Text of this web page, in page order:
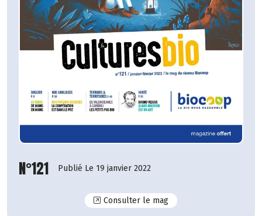
N°121 Publié Le 19 janvier 2022
Consulter le magN°121